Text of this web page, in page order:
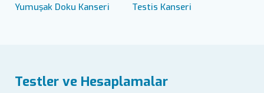
Yumuşak Doku Kanseri
Testis Kanseri
Testler ve Hesaplamalar